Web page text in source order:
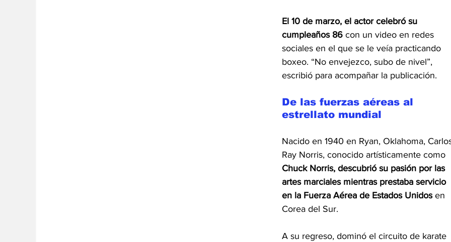
El 10 de marzo, el actor celebró su
cumpleaños 86 con un video en redes
sociales en el que se le veía practicando
boxeo. “No envejezco, subo de nivel”,
escribió para acompañar la publicación.
De las fuerzas aéreas al
estrellato mundial
Nacido en 1940 en Ryan, Oklahoma,
Ray Norris, conocido artísticamente como
Chuck Norris, descubrió su pasión por las
artes marciales mientras prestaba servicio
en la Fuerza Aérea de Estados Unidos en
Corea del Sur.
A su regreso, dominó el circuito de karate